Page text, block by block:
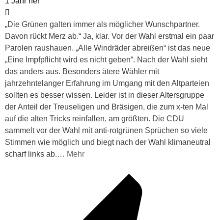
„Die Grünen galten immer als möglicher Wunschpartner.
Davon rückt Merz ab.“ Ja, klar. Vor der Wahl erstmal ein paar
Parolen raushauen. „Alle Windräder abreißen“ ist das neue
„Eine Impfpflicht wird es nicht geben“. Nach der Wahl sieht
das anders aus. Besonders ätere Wähler mit
jahrzehntelanger Erfahrung im Umgang mit den Altparteien
sollten es besser wissen. Leider ist in dieser Altersgruppe
der Anteil der Treuseligen und Bräsigen, die zum x-ten Mal
auf die alten Tricks reinfallen, am größten. Die CDU
sammelt vor der Wahl mit anti-rotgrünen Sprüchen so viele
Stimmen wie möglich und biegt nach der Wahl klimaneutral
scharf links ab.… Mehr